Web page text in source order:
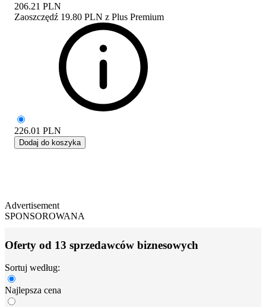
206.21 PLN
Zaoszczędź 19.80 PLN z Plus Premium
226.01 PLN
Dodaj do koszyka
Advertisement
SPONSOROWANA
Oferty od 13 sprzedawców biznesowych
Sortuj według:
Najlepsza cena